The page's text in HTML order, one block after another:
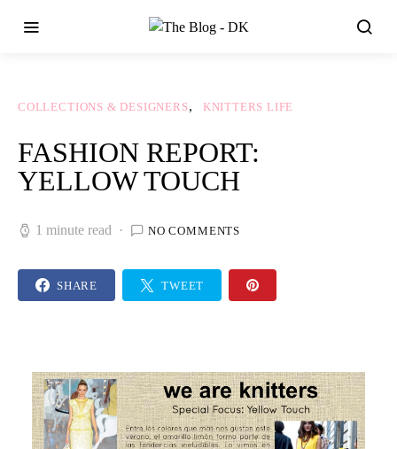
COLLECTIONS & DESIGNERS KNITTERS LIFE
FASHION REPORT:
YELLOW TOUCH
1 minute read NO COMMENTS
SHARE TWEET